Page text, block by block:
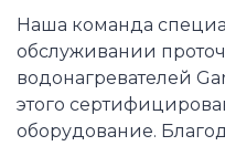
Наша команда
обслуживании
водонагревателей
этого
оборудование.